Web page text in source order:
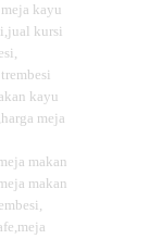
kayu
kursi
kayu
meja
makan
makan